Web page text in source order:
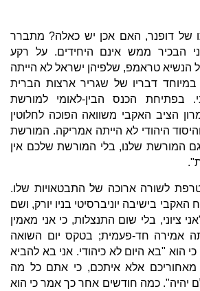
של דופנר, האם אכן יש כאלה? מתברר
הבכיר ממש אינם היחידים. על רקע
הנשיא טראמפ, שלפיהן ישראל לא הייתה
במיוחד דבריו של שגריר ארצות הברית
בפתיחת הכנס הבין-לאומי למורשת
הציב האקבי משוואה הפוכה לחלוטין
היהודי לא הייתה אמריקה. המורשת
המורשת שלנו, בלי המורשת שלכם אין
לשורה ארוכה של התבטאויות שלו.
בישיבה יוניברסיטי בניו יורק, ושם
ציוני, בלי שום התנצלות, כי אני מאמין
אמירה חד-פעמית; בטקס יום השואה
כי הוא "בא היום לא כיהודי. אני בא להביא
מאחוריכם אלא איתכם, כי אתם כל מה
יהיה". כמה חודשים אחר כך אמר כי הוא